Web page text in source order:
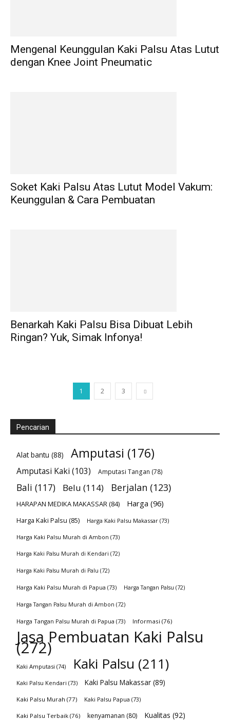
Mengenal Keunggulan Kaki Palsu Atas Lutut
dengan Knee Joint Pneumatic
Soket Kaki Palsu Atas Lutut Model Vakum:
Keunggulan & Cara Pembuatan
Benarkah Kaki Palsu Bisa Dibuat Lebih
Ringan? Yuk, Simak Infonya!
1 2 3
Pencarian
Alat bantu (88) Amputasi (176)
Amputasi Kaki (103) Amputasi Tangan (78)
Bali (117) Belu (114) Berjalan (123)
HARAPAN MEDIKA MAKASSAR(84) Harga (96)
Harga Kaki Palsu (85) Harga Kaki Palsu Makassar (73)
Harga Kaki Palsu Murah di Ambon (73)
Harga Kaki Palsu Murah di Kendari (72)
Harga Kaki Palsu Murah di Palu (72)
Harga Kaki Palsu Murah di Papua (73) Harga Tangan Palsu (72)
Harga Tangan Palsu Murah di Ambon (72)
Harga Tangan Palsu Murah di Papua (73) Informasi (76)
Jasa Pembuatan Kaki Palsu
(272)
Kaki Amputasi (74) Kaki Palsu (211)
Kaki Palsu Kendari (73) Kaki Palsu Makassar (89)
Kaki Palsu Murah (77) Kaki Palsu Papua (73)
Kaki Palsu Terbaik (76) kenyamanan (80) Kualitas (92)